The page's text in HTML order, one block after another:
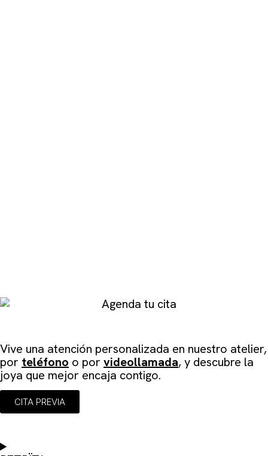
Vive una atención personalizada en nuestro atelier,
por teléfono o por videollamada, y descubre la
joya que mejor encaja contigo.
CITA PREVIA